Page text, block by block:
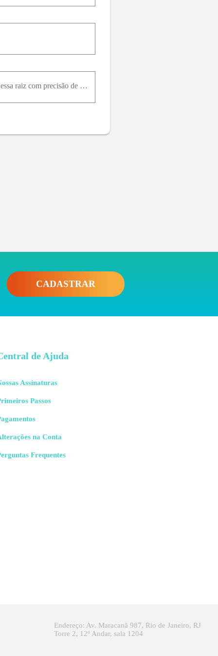
O sistema não linear:Possui uma raiz próxima a 0.8,1.2 . Usando o método iterativo linear determine essa raiz com precisão de 10 − 1 .
CADASTRAR
de Ajuda
Assinaturas
Passos
na Conta
Frequentes
Endereço: Av. Maracanã 987, Rio de Janeiro, RJ
Torre 2, 12º Andar, sala 1204